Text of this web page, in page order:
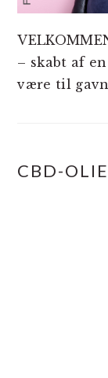
– skabt af
være til
CBD-